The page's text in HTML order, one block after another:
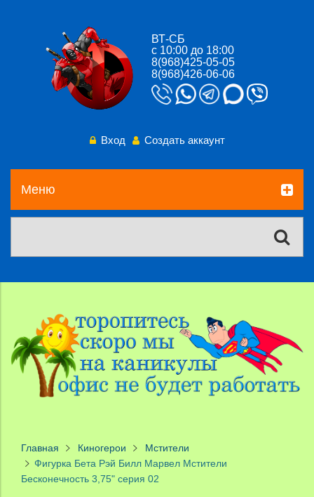
ВТ-СБ
с 10:00 до 18:00
8(968)425-05-05
8(968)426-06-06
Вход Создать аккаунт
Меню
Главная Киногерои
Мстители
Фигурка Бета Рэй Билл Марвел Мстители
Бесконечность 3,75" серия 02